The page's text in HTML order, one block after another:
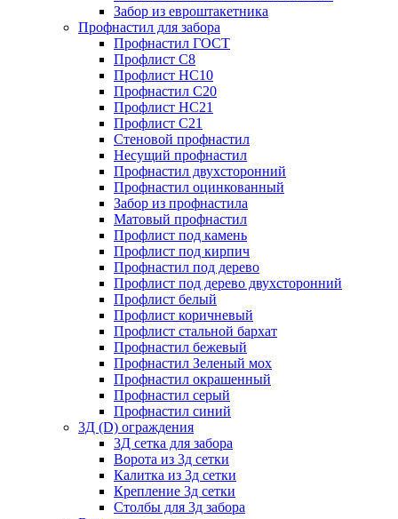
Забор из евроштакетника
Профнастил для забора
Профнастил ГОСТ
Профлист С8
Профлист НС10
Профнастил С20
Профлист НС21
Профлист С21
Стеновой профнастил
Несущий профнастил
Профнастил двухсторонний
Профнастил оцинкованный
Забор из профнастила
Матовый профнастил
Профлист под камень
Профлист под кирпич
Профнастил под дерево
Профлист под дерево двухсторонний
Профлист белый
Профлист коричневый
Профлист стальной бархат
Профнастил бежевый
Профнастил Зеленый мох
Профнастил окрашенный
Профнастил серый
Профнастил синий
3Д (D) ограждения
3Д сетка для забора
Ворота из 3д сетки
Калитка из 3д сетки
Крепление 3д сетки
Столбы для 3д забора